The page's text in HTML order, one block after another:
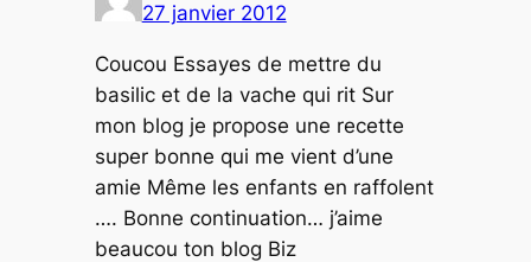
27 janvier 2012
Coucou Essayes de mettre du
basilic et de la vache qui rit Sur
mon blog je propose une recette
super bonne qui me vient d’une
amie Même les enfants en raffolent
…. Bonne continuation… j’aime
beaucou ton blog Biz